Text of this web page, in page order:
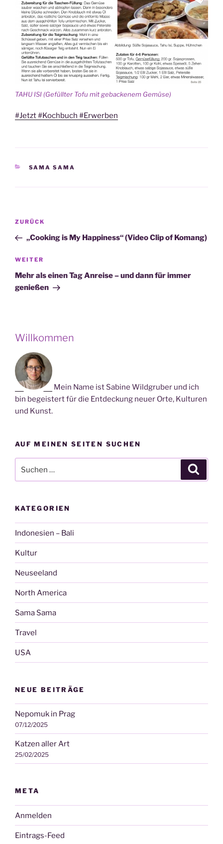
TAHU ISI (Gefüllter Tofu mit gebackenem Gemüse)
#Jetzt #Kochbuch #Erwerben
KATEGORIEN
SAMA SAMA
Beitragsnavigation
Vorheriger
Beitrag
ZURÜCK
„Cooking is My Happiness“ (Video Clip of Komang)
Nächster
Beitrag
WEITER
Mehr als einen Tag Anreise – und dann für immer
genießen
Willkommen
Mein Name ist Sabine Wildgruber und ich
bin begeistert für die Entdeckung neuer Orte, Kulturen
und Kunst.
AUF MEINEN SEITEN SUCHEN
nach:
KATEGORIEN
Indonesien – Bali
Kultur
Neuseeland
North America
Sama Sama
Travel
USA
NEUE BEITRÄGE
Nepomuk in Prag
07/12/2025
Katzen aller Art
25/02/2025
META
Anmelden
Eintrags-Feed